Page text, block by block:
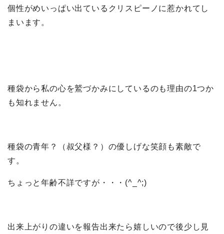
個性がめいっぱい出ているクリスピーノに惹かれてし
まいます。
種袋から私の心を鷲づかみにしているのも理由の1つか
も知れません。
種袋の青年？（叔父様？）の優しげな笑顔も素敵で
す。
ちょっと年齢不詳ですが・・・(^_^;)
出来上がりの違いを報告出来たら嬉しいので後少し見